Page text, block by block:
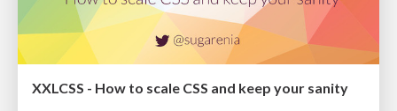
XXLCSS - How to scale CSS and keep your sanity